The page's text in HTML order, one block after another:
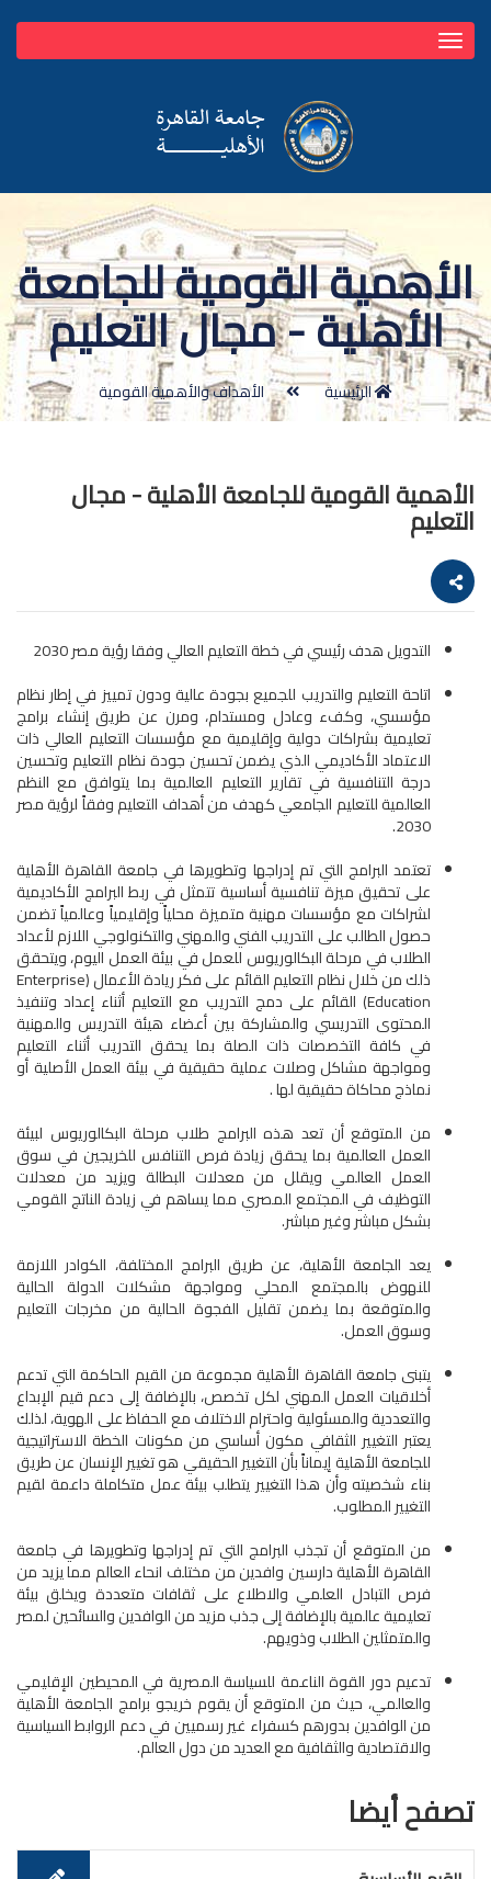
navigation
الأهمية القومية للجامعة
الأهلية - مجال التعليم
الرئيسية الأهداف والأهمية القومية
الأهمية القومية للجامعة الأهلية - مجال
التعليم
التدويل هدف رئيسي في خطة التعليم العالي وفقا رؤية مصر 2030
اتاحة التعليم والتدريب للجميع بجودة عالية ودون تمييز في إطار نظام
مؤسسي، وكفء وعادل ومستدام، ومرن عن طريق إنشاء برامج
تعليمية بشراكات دولية وإقليمية مع مؤسسات التعليم العالي ذات
الاعتماد الأكاديمي الذي يضمن تحسين جودة نظام التعليم وتحسين
درجة التنافسية في تقارير التعليم العالمية بما يتوافق مع النظم
العالمية للتعليم الجامعي كهدف من أهداف التعليم وفقاً لرؤية مصر
2030.
تعتمد البرامج التي تم إدراجها وتطويرها في جامعة القاهرة الأهلية
على تحقيق ميزة تنافسية أساسية تتمثل في ربط البرامج الأكاديمية
لشراكات مع مؤسسات مهنية متميزة محلياً وإقليمياً وعالمياً تضمن
حصول الطالب على التدريب الفني والمهني والتكنولوجي اللازم لأعداد
الطلاب في مرحلة البكالوريوس للعمل في بيئة العمل اليوم، ويتحقق
ذلك من خلال نظام التعليم القائم على فكر ريادة الأعمال (Enterprise
Education) القائم على دمج التدريب مع التعليم أثناء إعداد وتنفيذ
المحتوى التدريسي والمشاركة بين أعضاء هيئة التدريس والمهنية
في كافة التخصصات ذات الصلة بما يحقق التدريب أثناء التعليم
ومواجهة مشاكل وصلات عملية حقيقية في بيئة العمل الأصلية أو
نماذج محاكاة حقيقية لها .
من المتوقع أن تعد هذه البرامج طلاب مرحلة البكالوريوس لبيئة
العمل العالمية بما يحقق زيادة فرص التنافس للخريجين في سوق
العمل العالمي ويقلل من معدلات البطالة ويزيد من معدلات
التوظيف في المجتمع المصري مما يساهم في زيادة الناتج القومي
بشكل مباشر وغير مباشر.
يعد الجامعة الأهلية، عن طريق البرامج المختلفة، الكوادر اللازمة
للنهوض بالمجتمع المحلي ومواجهة مشكلات الدولة الحالية
والمتوقعة بما يضمن تقليل الفجوة الحالية من مخرجات التعليم
وسوق العمل.
يتبنى جامعة القاهرة الأهلية مجموعة من القيم الحاكمة التي تدعم
أخلاقيات العمل المهني لكل تخصص، بالإضافة إلى دعم قيم الإبداع
والتعددية والمسئولية واحترام الاختلاف مع الحفاظ على الهوية، لذلك
يعتبر التغيير الثقافي مكون أساسي من مكونات الخطة الاستراتيجية
للجامعة الأهلية إيماناً بأن التغيير الحقيقي هو تغيير الإنسان عن طريق
بناء شخصيته وأن هذا التغيير يتطلب بيئة عمل متكاملة داعمة لقيم
التغيير المطلوب.
من المتوقع أن تجذب البرامج التي تم إدراجها وتطويرها في جامعة
القاهرة الأهلية دارسين وافدين من مختلف انحاء العالم مما يزيد من
فرص التبادل العلمي والاطلاع على ثقافات متعددة ويخلق بيئة
تعليمية عالمية بالإضافة إلى جذب مزيد من الوافدين والسائحين لمصر
والمتمثلين الطلاب وذويهم.
تدعيم دور القوة الناعمة للسياسة المصرية في المحيطين الإقليمي
والعالمي، حيث من المتوقع أن يقوم خريجو برامج الجامعة الأهلية
من الوافدين بدورهم كسفراء غير رسميين في دعم الروابط السياسية
والاقتصادية والثقافية مع العديد من دول العالم.
تصفح أيضا